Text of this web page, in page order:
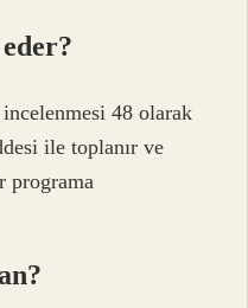
48 olarak
ile toplanır ve
programa